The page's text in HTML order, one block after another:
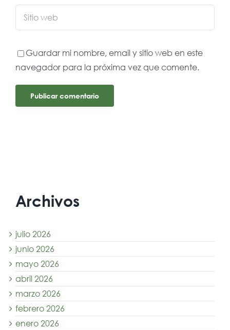
Guardar mi nombre, email y sitio web en este
navegador para la próxima vez que comente.
Archivos
julio 2026
junio 2026
mayo 2026
abril 2026
marzo 2026
febrero 2026
enero 2026